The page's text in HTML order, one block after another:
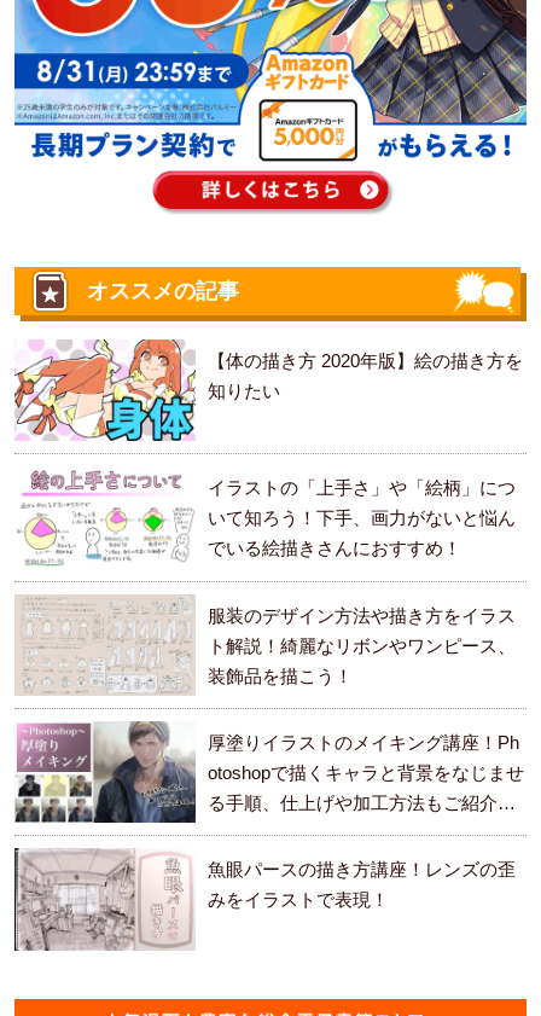
オススメの記事
【体の描き方 2020年版】絵の描き方を
知りたい
イラストの「上手さ」や「絵柄」につ
いて知ろう！下手、画力がないと悩ん
でいる絵描きさんにおすすめ！
服装のデザイン方法や描き方をイラス
ト解説！綺麗なリボンやワンピース、
装飾品を描こう！
厚塗りイラストのメイキング講座！Ph
otoshopで描くキャラと背景をなじませ
る手順、仕上げや加工方法もご紹介し
ます。
魚眼パースの描き方講座！レンズの歪
みをイラストで表現！